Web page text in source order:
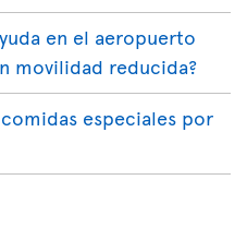
en el aeropuerto
movilidad reducida?
especiales por